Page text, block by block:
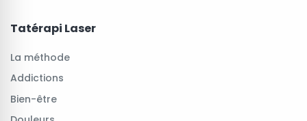
Tatérapi Laser
La méthode
Addictions
Bien-être